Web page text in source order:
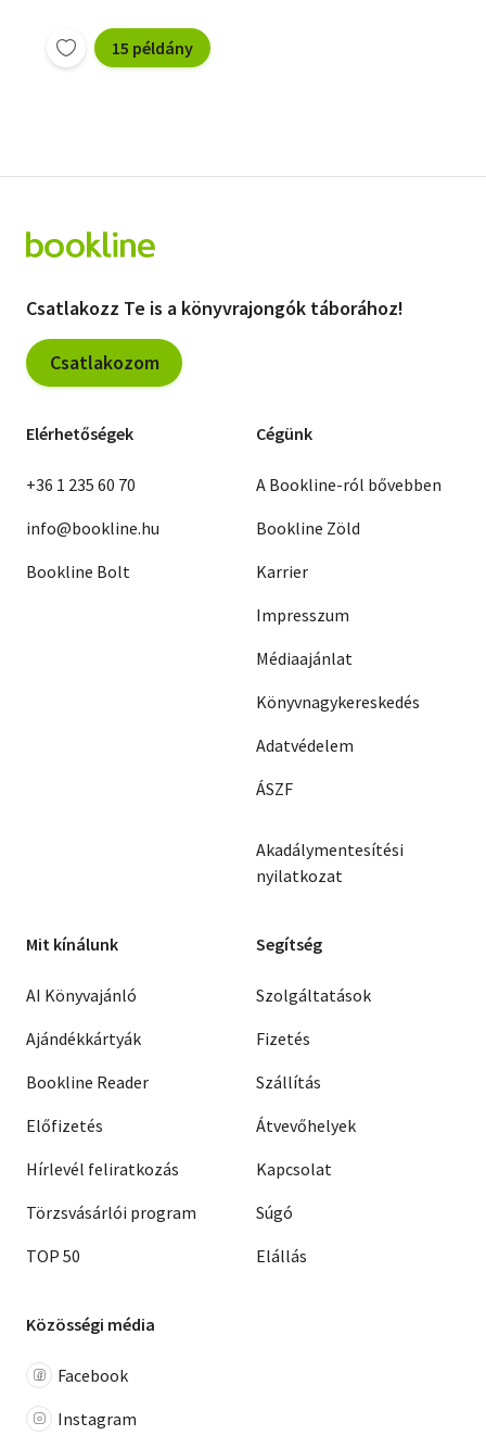
15 példány
Csatlakozz Te is a könyvrajongók táborához!
Csatlakozom
Elérhetőségek
+36 1 235 60 70
info@bookline.hu
Bookline Bolt
Cégünk
A Bookline-ról bővebben
Bookline Zöld
Karrier
Impresszum
Médiaajánlat
Könyvnagykereskedés
Adatvédelem
ÁSZF
Akadálymentesítési
nyilatkozat
Mit kínálunk
AI Könyvajánló
Ajándékkártyák
Bookline Reader
Előfizetés
Hírlevél feliratkozás
Törzsvásárlói program
TOP 50
Segítség
Szolgáltatások
Fizetés
Szállítás
Átvevőhelyek
Kapcsolat
Súgó
Elállás
Közösségi média
Facebook
Instagram